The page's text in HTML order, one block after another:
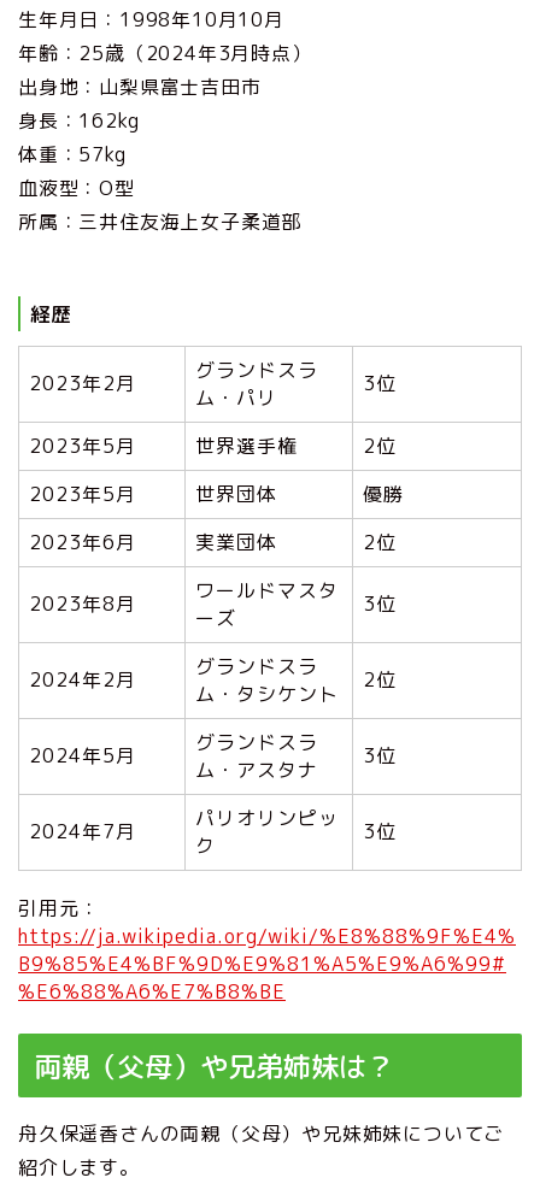
生年月日：1998年10月10月
年齢：25歳（2024年3月時点）
出身地：山梨県富士吉田市
身長：162kg
体重：57kg
血液型：O型
所属：三井住友海上女子柔道部
経歴
2023年2月
グランドスラ
ム・パリ
3位
2023年5月 世界選手権
2位
2023年5月
世界団体
優勝
2023年6月
実業団体 2位
2023年8月
ワールドマスタ
ーズ
3位
2024年2月
グランドスラ
ム・タシケント
2位
2024年5月
グランドスラ
ム・アスタナ
3位
2024年7月
パリオリンピッ
ク
3位
引用元：
https://ja.wikipedia.org/wiki/%E8%88%9F%E4%
B9%85%E4%BF%9D%E9%81%A5%E9%A6%99#
%E6%88%A6%E7%B8%BE
両親（父母）や兄弟姉妹は？
舟久保遥香さんの両親（父母）や兄妹姉妹についてご
紹介します。